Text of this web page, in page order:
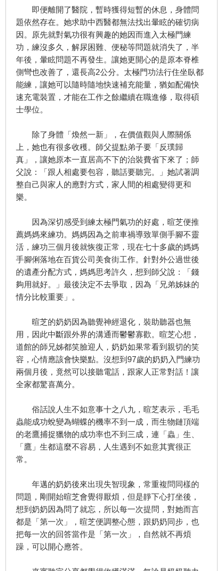
即便離開了醫院，暫時獲得短暫的休息，身體問
題依然存在。她求助中西醫都無法找出暈眩的確切病
因。原先就對氣功很有興趣的她因而進入太極門練
功，練沒多久，解尿困難、便秘等問題就消失了，半
年後，暈眩問題不再發生。讓她更開心的是原本脊椎
側彎也改善了，還長高2公分。太極門功法行住坐臥都
能練，讓她可以隨時隨地快速補充能量，猶如配備快
速充電裝置，才能在工作之餘繼續在職進修，取得碩
士學位。
除了身體「煥然一新」，在價值觀與人際關係
上，她也有很多收穫。師父提點弟子要「反璞歸
真」，讓她原本一直居高不下的治裝費省下來了；師
父說：「跟人相處要包容，聽話要聽完。」她試著調
整自己與家人的應對方式，家人間的相處變得更和
樂。
因為深切感受到練太極門氣功的好處，暄芝便推
薦媽媽來練功。媽媽因為之前車禍導致單側手腳不靈
活，練功三個月後就恢復正常，現在七十多歲的媽媽
手腳俐落地在百貨公司美食街工作。針對外公過世後
的遺產分配方式，媽媽思考許久，想到師父說：「錢
夠用就好。」最後決定不去爭取，因為「兄弟姊妹的
情分比較重要」。
暄芝的奶奶因為聽覺神經退化，裝助聽器也無
用，因此中斷跟外界的溝通而鬱鬱寡歡。暄芝心想，
道館的師兄姊都笑臉迎人，奶奶如果常看到親切的笑
容，心情應該會快樂點。沒想到97歲的奶奶入門練功
兩個月後，竟然可以接聽電話，跟家人正常對話！讓
全家都驚喜萬分。
俗話說人生不如意事十之八九，暄芝表示，毛毛
蟲能成功蛻變為蝴蝶的機率不到一成，而生物鏈頂端
的老鷹捕捉獵物的成功率也不到三成，連「蟲」生、
「鷹」生都這麼不容易，人生遇到不如意其實很正
常。
年邁的奶奶後來出現失智現象，常重複問同樣的
問題，剛開始暄芝會覺得厭煩，但是靜下心打坐後，
想到奶奶因為問了就忘，所以每一次提問，對她而言
都是「第一次」，暄芝便調整心態，跟奶奶同步，也
把每一次的回答當作是「第一次」，自然就不再煩
躁，可以開心應答。